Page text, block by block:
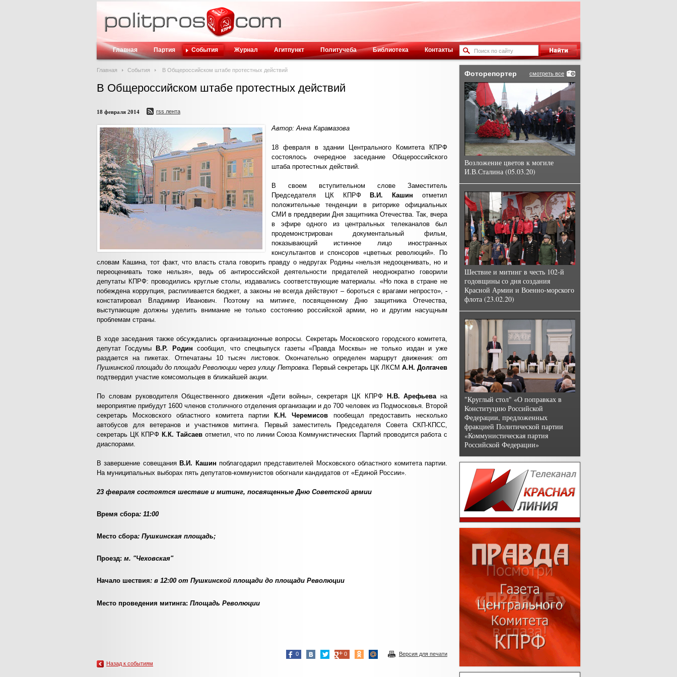
Главная Партия События Журнал Агитпункт Политучеба Библиотека Контакты
Главная События В Общероссийском штабе протестных действий
В Общероссийском штабе протестных действий
18 февраля 2014 rss лента
Автор: Анна Карамазова
18 февраля в здании Центрального Комитета КПРФ
состоялось очередное заседание Общероссийского
штаба протестных действий.
В своем вступительном слове Заместитель
Председателя ЦК КПРФВ.И. Кашинотметил
положительные тенденции в риторике официальных
СМИ в преддверии Дня защитника Отечества. Так, вчера
в эфире одного из центральных телеканалов был
продемонстрирован документальный фильм,
показывающий истинное лицо иностранных
консультантов и спонсоров «цветных революций». По
словам Кашина, тот факт, что власть стала говорить правду о недругах Родины «нельзя недооценивать, но и
переоценивать тоже нельзя», ведь об антироссийской деятельности предателей неоднократно говорили
депутаты КПРФ: проводились круглые столы, издавались соответствующие материалы. «Но пока в стране не
побеждена коррупция, распиливается бюджет, а законы не всегда действуют – бороться с врагами непросто», -
констатировал Владимир Иванович. Поэтому на митинге, посвященному Дню защитника Отечества,
выступающие должны уделить внимание не только состоянию российской армии, но и другим насущным
проблемам страны.
В ходе заседания также обсуждались организационные вопросы. Секретарь Московского городского комитета,
депутат Госдумы
В.Р. Родин сообщил, что спецвыпуск газеты «Правда Москвы» не только издан и уже
раздается на пикетах. Отпечатаны 10 тысяч листовок. Окончательно определен маршрут движения: от
Пушкинской площади до площади Революции через улицу Петровка. Первый секретарь ЦК ЛКСМ А.Н. Долгачев
подтвердил участие комсомольцев в ближайшей акции.
По словам руководителя Общественного движения «Дети войны», секретаря ЦК КПРФ Н.В. Арефьева на
мероприятие прибудут 1600 членов столичного отделения организации и до 700 человек из Подмосковья. Второй
секретарь Московского областного комитета партии
К.Н. Черемисов пообещал предоставить несколько
автобусов для ветеранов и участников митинга. Первый заместитель Председателя Совета СКП-КПСС,
секретарь ЦК КПРФ К.К. Тайсаев отметил, что по линии Союза Коммунистических Партий проводится работа с
диаспорами.
В завершение совещания В.И. Кашинпоблагодарил представителей Московского областного комитета партии.
На муниципальных выборах пять депутатов-коммунистов обогнали кандидатов от «Единой России».
23 февраля состоятся шествие и митинг, посвященные Дню Советской армии
Время сбора: 11:00
Место сбора: Пушкинская площадь;
Проезд: м. "Чеховская"
Начало шествия: в 12:00 от Пушкинской площади до площади Революции
Место проведения митинга: Площадь Революции
Версия для печати
0
0
Назад к событиям
смотреть все
Фоторепортер
Возложение цветов к могиле
И.В.Сталина (05.03.20)
Шествие и митинг в честь 102-й
годовщины со дня создания
Красной Армии и Военно-морского
флота (23.02.20)
"Круглый стол" «О поправках в
Конституцию Российской
Федерации, предложенных
фракцией Политической партии
«Коммунистическая партия
Российской Федерации»